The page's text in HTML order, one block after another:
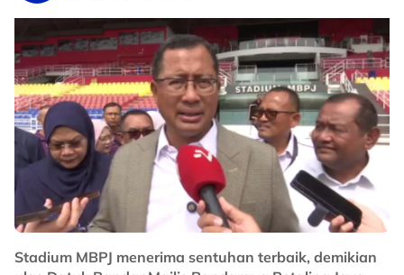
Stadium MBPJ menerima sentuhan terbaik, demikian